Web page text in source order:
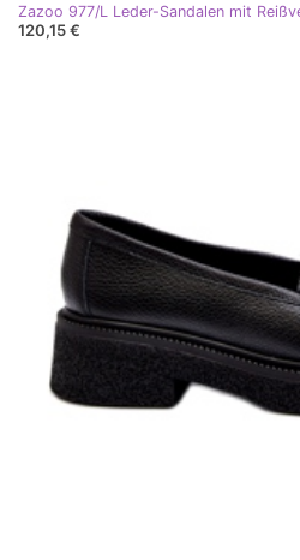
Zazoo 977/L Leder-Sandalen mit
120,15 €